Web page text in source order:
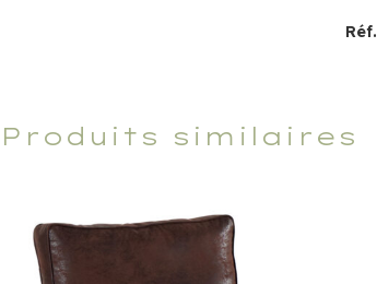
Réf.
Produits similaires